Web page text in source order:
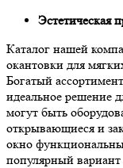
Эстетическая
Каталог нашей
окантовки для
Богатый
идеальное решение
могут быть
открывающиеся и
окно
популярный вариант